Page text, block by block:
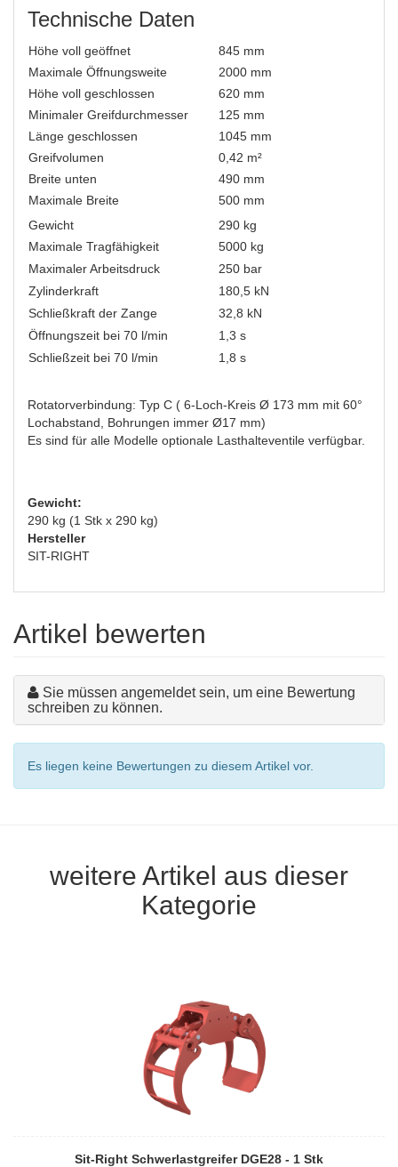
Technische Daten
Höhe voll geöffnet
845 mm
Maximale Öffnungsweite
2000 mm
Höhe voll geschlossen
620 mm
Minimaler Greifdurchmesser
125 mm
Länge geschlossen
1045 mm
Greifvolumen
0,42 m²
Breite unten
490 mm
Maximale Breite
500 mm
Gewicht
290 kg
Maximale Tragfähigkeit
5000 kg
Maximaler Arbeitsdruck
250 bar
Zylinderkraft
180,5 kN
Schließkraft der Zange
32,8 kN
Öffnungszeit bei 70 l/min
1,3 s
Schließzeit bei 70 l/min
1,8 s
Rotatorverbindung: Typ C ( 6-Loch-Kreis Ø 173 mm mit 60°
Lochabstand, Bohrungen immer Ø17 mm)
Es sind für alle Modelle optionale Lasthalteventile verfügbar.
Gewicht:
290 kg (1 Stk x 290 kg)
Hersteller
SIT-RIGHT
Artikel bewerten
Sie müssen angemeldet sein, um eine Bewertung
schreiben zu können.
Es liegen keine Bewertungen zu diesem Artikel vor.
weitere Artikel aus dieser
Kategorie
Sit-Right Schwerlastgreifer DGE28 - 1 Stk